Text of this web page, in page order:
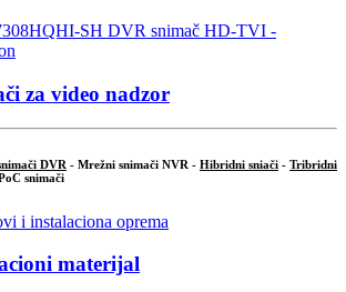
za video nadzor
DVR - Mrežni snimači NVR - Hibridni sniači - Tribridni
snimači
materijal